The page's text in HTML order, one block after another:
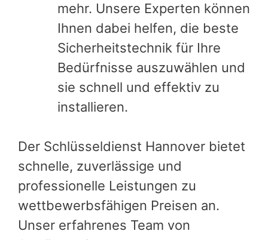
mehr. Unsere Experten können
Ihnen dabei helfen, die beste
Sicherheitstechnik für Ihre
Bedürfnisse auszuwählen und
sie schnell und effektiv zu
installieren.
Der Schlüsseldienst Hannover bietet
schnelle, zuverlässige und
professionelle Leistungen zu
wettbewerbsfähigen Preisen an.
Unser erfahrenes Team von